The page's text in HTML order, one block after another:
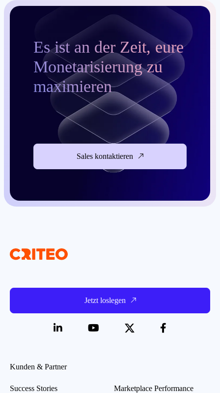
Es ist an der Zeit, eure
Monetarisierung zu
maximieren
Sales kontaktieren
Jetzt loslegen
Kunden & Partner
Success Stories
Marketplace Performance